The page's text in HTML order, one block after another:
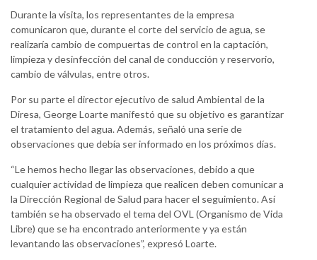
Durante la visita, los representantes de la empresa
comunicaron que, durante el corte del servicio de agua, se
realizaría cambio de compuertas de control en la captación,
limpieza y desinfección del canal de conducción y reservorio,
cambio de válvulas, entre otros.
Por su parte el director ejecutivo de salud Ambiental de la
Diresa, George Loarte manifestó que su objetivo es garantizar
el tratamiento del agua. Además, señaló una serie de
observaciones que debía ser informado en los próximos días.
“Le hemos hecho llegar las observaciones, debido a que
cualquier actividad de limpieza que realicen deben comunicar a
la Dirección Regional de Salud para hacer el seguimiento. Así
también se ha observado el tema del OVL (Organismo de Vida
Libre) que se ha encontrado anteriormente y ya están
levantando las observaciones”, expresó Loarte.